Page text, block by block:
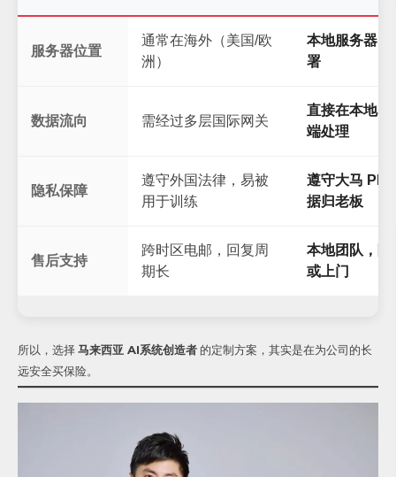
服务器位置
通常在海外（美国/欧
洲）
本地服务器 /
署
数据流向 需经过多层国际网关
直接在本地内
端处理
隐私保障
遵守外国法律，易被
用于训练
遵守大马
据归老板
售后支持
跨时区电邮，回复周
期长
本地团队，随
或上门
所以，选择 马来西亚 AI系统创造者 的定制方案，其实是在为公司的长
远安全买保险。